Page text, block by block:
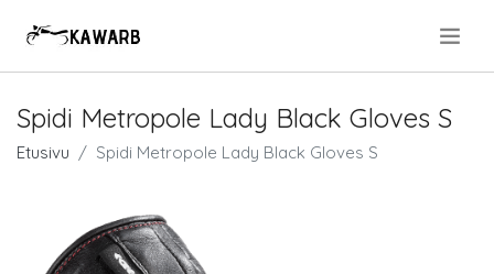
Spidi Metropole Lady Black Gloves S
Etusivu Spidi Metropole Lady Black Gloves S